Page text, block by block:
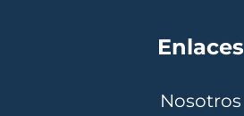
Enlaces
Nosotros